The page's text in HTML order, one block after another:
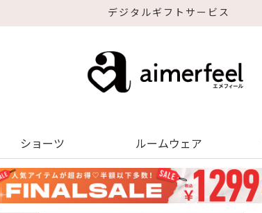
デジタルギフトサービス
ショーツ ルームウェア